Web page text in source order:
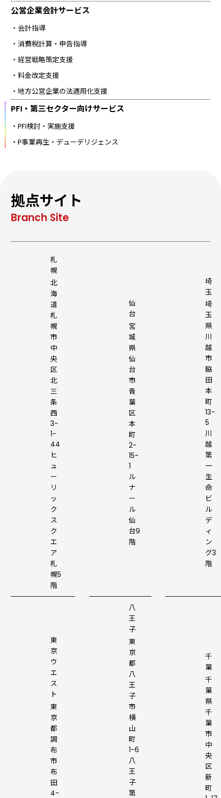
公営企業会計サービス
会計指導
消費税計算・申告指導
経営戦略策定支援
料金改定支援
地方公営企業の法適用化支援
PFI・第三セクター向けサービス
PFI検討・実施支援
P事業再生・デューデリジェンス
拠点サイト
札
幌
北
海
道
札
幌
市
中
央
区
北
三
条
西
3-
1-
44
ヒ
ュ
ー
リ
ッ
ク
ス
ク
エ
ア
札
幌5
階
仙
台
宮
城
県
仙
台
市
青
葉
区
本
町
2-
15-
1
ル
ナ
ー
ル
仙
台9
階
埼
玉
埼
玉
県
川
越
市
脇
田
本
町
13-
5
川
越
第
一
生
命
ビ
ル
デ
ィ
ン
グ3
階
東
京
ウ
エ
ス
ト
東
京
都
調
布
市
布
田
4-
八
王
子
東
京
都
八
王
子
市
横
山
町
1-6
八
王
子
第
千
葉
千
葉
県
千
葉
市
中
央
区
新
町